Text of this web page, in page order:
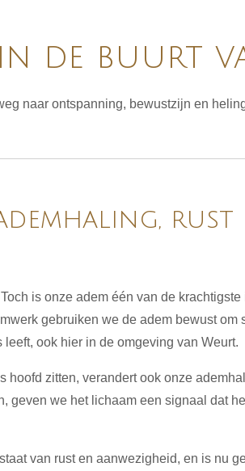
in de buurt
naar ontspanning, bewustzijn en
is onze adem één van de
gebruiken we de adem bewust
ook hier in de omgeving van Weurt.
zitten, verandert ook onze
geven we het lichaam een signaal dat
van rust en aanwezigheid, en is nu